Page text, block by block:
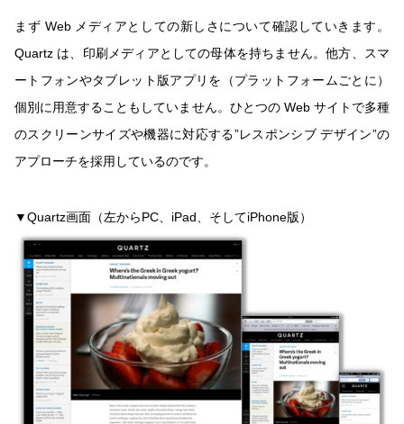
まず Web メディアとしての新しさについて確認していきます。
Quartz は、印刷メディアとしての母体を持ちません。他方、スマ
ートフォンやタブレット版アプリを（プラットフォームごとに）
個別に用意することもしていません。ひとつの Web サイトで多種
のスクリーンサイズや機器に対応する”レスポンシブ デザイン”の
アプローチを採用しているのです。
▼Quartz画面（左からPC、iPad、そしてiPhone版）